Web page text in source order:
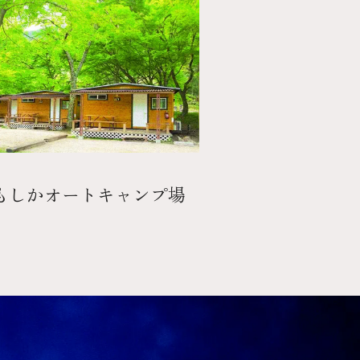
しかオートキャンプ場